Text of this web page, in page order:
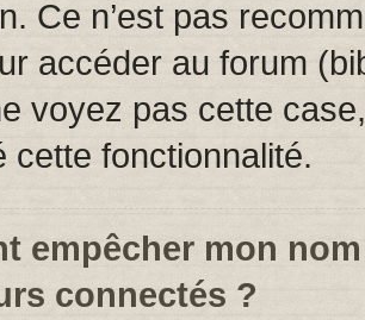
Ce n’est pas
accéder au forum
voyez pas cette
cette fonctionnalité.
empêcher mon
connectés ?